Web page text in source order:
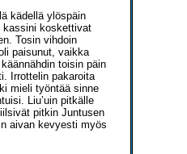
kädellä ylöspäin
kassini koskettivat
Tosin vihdoin
paisunut, vaikka
toisin päin
Irrottelin pakaroita
mieli työntää sinne
Liu’uin pitkälle
pitkin Juntusen
aivan kevyesti myös